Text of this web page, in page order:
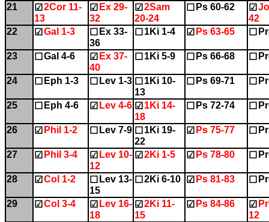
21
☑ 2Cor 11-
13
☑ Ex 29-
32
☑ 2Sam
20-24
☐ Ps 60-62 ☑
42
22
☑ Gal 1-3 ☐ Ex 33-
36
☐ 1Ki 1-4 ☑ Ps 63-65 ☐
23 ☐ Gal 4-6 ☑ Ex 37-
40
☐ 1Ki 5-9 ☐ Ps 66-68 ☐
24 ☐ Eph 1-3 ☐ Lev 1-3 ☐ 1Ki 10-
13
☐ Ps 69-71 ☐
25 ☐ Eph 4-6 ☑ Lev 4-6 ☑ 1Ki 14-
18
☐ Ps 72-74 ☐
26 ☑ Phil 1-2 ☐ Lev 7-9 ☐ 1Ki 19-
22
☑ Ps 75-77 ☐
27 ☑ Phil 3-4 ☑ Lev 10-
12
☑ 2Ki 1-5 ☑ Ps 78-80 ☐
28 ☑ Col 1-2 ☐ Lev 13-
15
☐ 2Ki 6-10 ☑ Ps 81-83 ☐
29 ☑ Col 3-4 ☑ Lev 16-
18
☑ 2Ki 11-
15
☑ Ps 84-86 ☑
12